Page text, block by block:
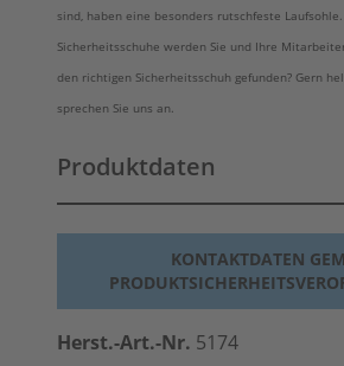
sind, haben eine besonders rutschfeste
Sicherheitsschuhe werden Sie und Ihre
den richtigen Sicherheitsschuh gefunden? Gern
sprechen Sie uns an.
Produktdaten
KONTAKTDATEN
Herst.-Art.-Nr. 5174